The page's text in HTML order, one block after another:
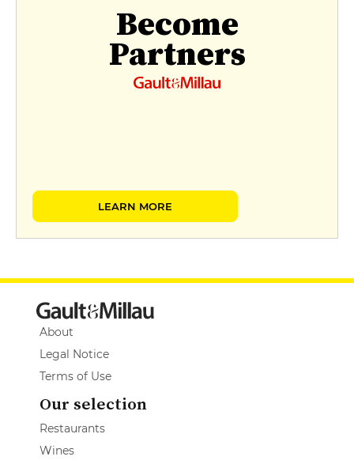
Become
Partners
LEARN MORE
About
Legal Notice
Terms of Use
Our selection
Restaurants
Wines